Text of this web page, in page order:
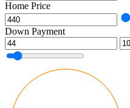
Home Price
Down Payment